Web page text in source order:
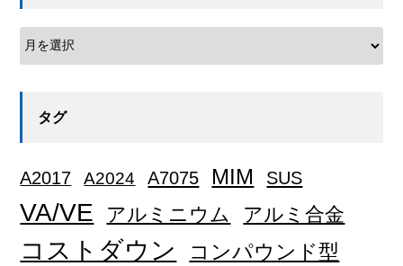
タグ
A2017 A2024 A7075 MIM SUS
VA/VE アルミニウム アルミ合金
コストダウン コンパウンド型